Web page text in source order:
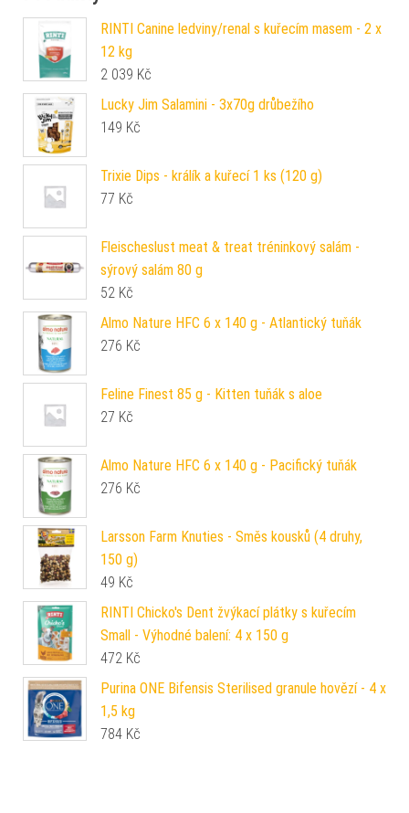
RINTI Canine ledviny/renal s kuřecím masem - 2 x
12 kg
2 039 Kč
Lucky Jim Salamini - 3x70g drůbežího
149 Kč
Trixie Dips - králík a kuřecí 1 ks (120 g)
77 Kč
Fleischeslust meat & treat tréninkový salám -
sýrový salám 80 g
52 Kč
Almo Nature HFC 6 x 140 g - Atlantický tuňák
276 Kč
Feline Finest 85 g - Kitten tuňák s aloe
27 Kč
Almo Nature HFC 6 x 140 g - Pacifický tuňák
276 Kč
Larsson Farm Knuties - Směs kousků (4 druhy,
150 g)
49 Kč
RINTI Chicko's Dent žvýkací plátky s kuřecím
Small - Výhodné balení: 4 x 150 g
472 Kč
Purina ONE Bifensis Sterilised granule hovězí - 4 x
1,5 kg
784 Kč